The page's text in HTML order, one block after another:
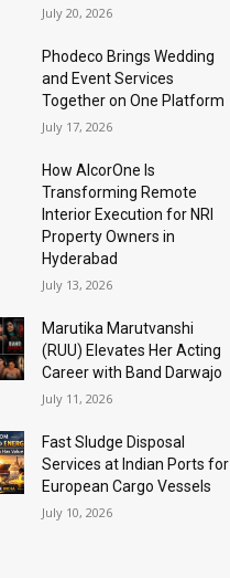
July 20, 2026
Phodeco Brings Wedding
and Event Services
Together on One Platform
July 17, 2026
How AlcorOne Is
Transforming Remote
Interior Execution for NRI
Property Owners in
Hyderabad
July 13, 2026
Marutika Marutvanshi
(RUU) Elevates Her Acting
Career with Band Darwajo
July 11, 2026
Fast Sludge Disposal
Services at Indian Ports for
European Cargo Vessels
July 10, 2026